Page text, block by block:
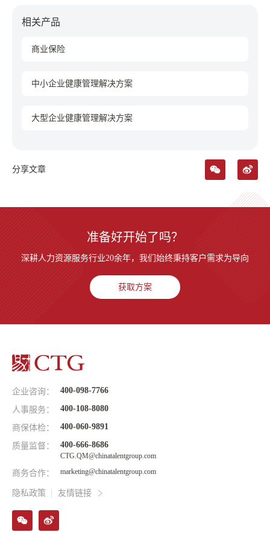
相关产品
商业保险
中小企业健康管理解决方案
大型企业健康管理解决方案
分享文章
准备好开始了吗？
深耕人力资源服务行业20余年，我们始终秉持客户需求为导向
获取方案
企业咨询： 400-098-7766
人事服务： 400-108-8080
商保体检： 400-060-9891
质量监督： 400-666-8686
CTG.QM@chinatalentgroup.com
商务合作： marketing@chinatalentgroup.com
隐私政策 友情链接